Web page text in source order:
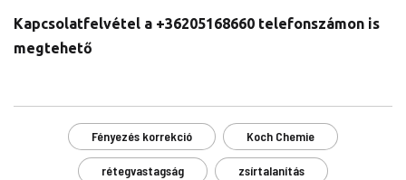
Kapcsolatfelvétel a +36205168660 telefonszámon is
megtehető
Fényezés korrekció Koch Chemie
rétegvastagság zsírtalanítás